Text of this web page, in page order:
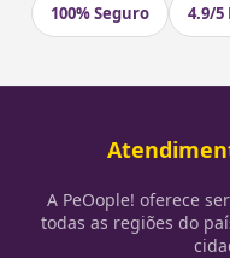
100% Seguro 4.9/5
A PeOople! oferece
todas as regiões do